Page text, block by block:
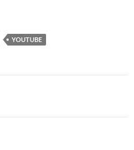
YOUTUBE